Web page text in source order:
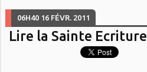
06H40 16 FÉVR. 2011
Lire la Sainte Ecriture